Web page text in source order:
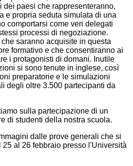
dei paesi che rappresenteranno,
e propria seduta simulata di una
comportarsi come veri delegati
processi di negoziazione.
saranno acquisite in questa
formativo e che consentiranno ai
i protagonisti di domani. Inutile
si sono tenute in inglese, così
preparatorie e le simulazioni
degli oltre 3.500 partecipanti da
sulla partecipazione di un
di studenti della nostra scuola.
dalle prove generali che si
al 26 febbraio presso l'Università